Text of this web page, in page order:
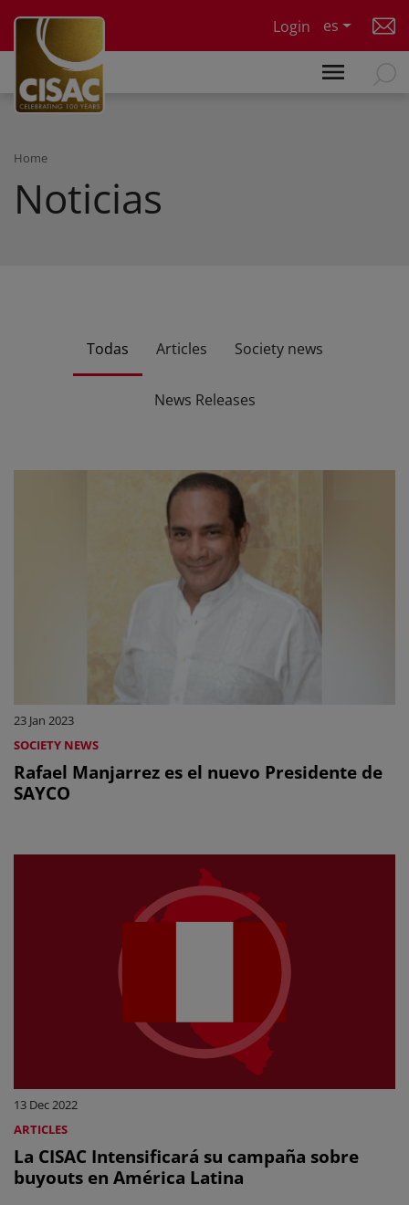
Login
es
Home
Noticias
Todas Articles Society news
News Releases
23 Jan 2023
SOCIETY NEWS
Rafael Manjarrez es el nuevo Presidente de
SAYCO
13 Dec 2022
ARTICLES
La CISAC Intensificará su campaña sobre
buyouts en América Latina